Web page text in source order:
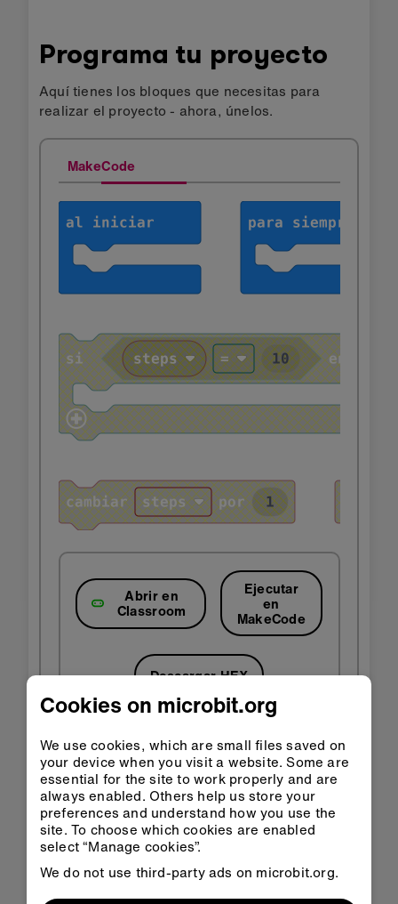
Programa tu proyecto
Aquí tienes los bloques que necesitas para
realizar el proyecto - ahora, únelos.
MakeCode
Abrir en
Classroom
Ejecutar
en
MakeCode
Descargar HEX
Instrucciones paso a paso
Abre el proyecto para encontrar los bloques
que necesitas usando los botones de arriba.
Busca el bloque
colócalo dentro del bloque al inicio. Esto
garantizará que, cuando se inicie el
Cookies on microbit.org
We use cookies, which are small files saved on
your device when you visit a website. Some are
essential for the site to work properly and are
always enabled. Others help us store your
preferences and understand how you use the
site. To choose which cookies are enabled
select “Manage cookies”.
We do not use third-party ads on microbit.org.